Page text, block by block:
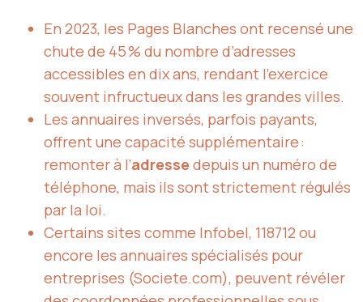
En 2023, les Pages Blanches ont recensé une
chute de 45 % du nombre d’adresses
accessibles en dix ans, rendant l’exercice
souvent infructueux dans les grandes villes.
Les annuaires inversés, parfois payants,
offrent une capacité supplémentaire :
remonter à l’adresse depuis un numéro de
téléphone, mais ils sont strictement régulés
par la loi.
Certains sites comme Infobel, 118712 ou
encore les annuaires spécialisés pour
entreprises (Societe.com), peuvent révéler